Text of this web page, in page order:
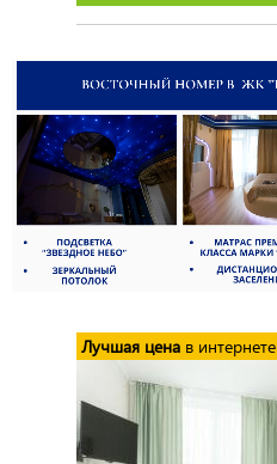
Лучшая цена в интернете